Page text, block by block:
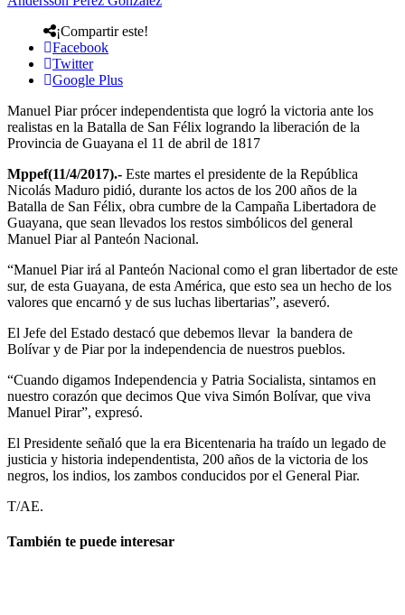
¡Compartir este!
Facebook
Twitter
Google Plus
Manuel Piar prócer independentista que logró la victoria ante los
realistas en la Batalla de San Félix logrando la liberación de la
Provincia de Guayana el 11 de abril de 1817
Mppef(11/4/2017).- Este martes el presidente de la República
Nicolás Maduro pidió, durante los actos de los 200 años de la
Batalla de San Félix, obra cumbre de la Campaña Libertadora de
Guayana, que sean llevados los restos simbólicos del general
Manuel Piar al Panteón Nacional.
“Manuel Piar irá al Panteón Nacional como el gran libertador de este
sur, de esta Guayana, de esta América, que esto sea un hecho de los
valores que encarnó y de sus luchas libertarias”, aseveró.
El Jefe del Estado destacó que debemos llevar la bandera de
Bolívar y de Piar por la independencia de nuestros pueblos.
“Cuando digamos Independencia y Patria Socialista, sintamos en
nuestro corazón que decimos Que viva Simón Bolívar, que viva
Manuel Pirar”, expresó.
El Presidente señaló que la era Bicentenaria ha traído un legado de
justicia y historia independentista, 200 años de la victoria de los
negros, los indios, los zambos conducidos por el General Piar.
T/AE.
También te puede interesar